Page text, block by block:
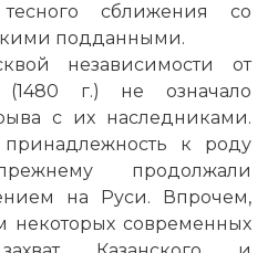
сближения со
подданными.
независимости от
г.) не означало
с их наследниками.
к роду
продолжали
на Руси. Впрочем,
некоторых современных